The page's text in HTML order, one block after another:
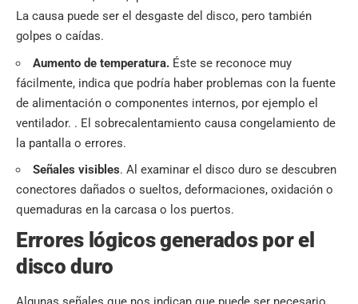
La causa puede ser el desgaste del disco, pero también
golpes o caídas.
Aumento de temperatura. Éste se reconoce muy
fácilmente, indica que podría haber problemas con la fuente
de alimentación o componentes internos, por ejemplo el
ventilador. . El sobrecalentamiento causa congelamiento de
la pantalla o errores.
Señales visibles. Al examinar el disco duro se descubren
conectores dañados o sueltos, deformaciones, oxidación o
quemaduras en la carcasa o los puertos.
Errores lógicos generados por el
disco duro